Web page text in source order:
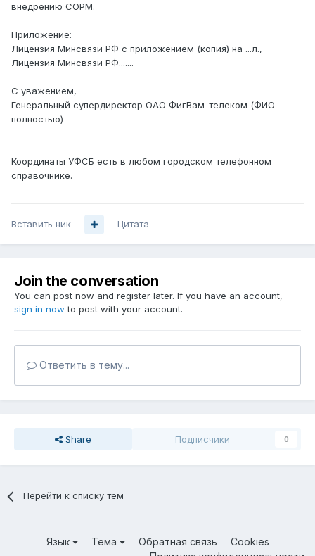
внедрению СОРМ.
Приложение:
Лицензия Минсвязи РФ с приложением (копия) на ...л.,
Лицензия Минсвязи РФ.......
С уважением,
Генеральный супердиректор ОАО ФигВам-телеком (ФИО
полностью)
Координаты УФСБ есть в любом городском телефонном
справочнике.
Вставить ник Цитата
Join the conversation
You can post now and register later. If you have an account,
sign in now to post with your account.
Ответить в тему...
Share Подписчики 0
Перейти к списку тем
Язык Тема Обратная связь
Cookies